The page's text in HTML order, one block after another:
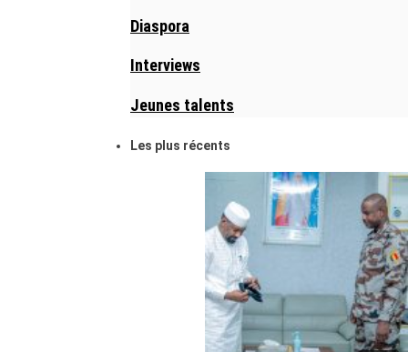
Diaspora
Interviews
Jeunes talents
Les plus récents